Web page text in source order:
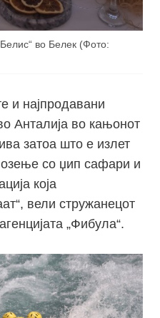
во Белек (Фото:
и најпродавани
Анталија во кањонот
затоа што е излет
со џип сафари и
која
вели стружанецот
„Фибула“.